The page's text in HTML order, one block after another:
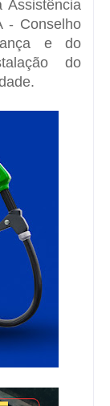
Assistência
- Conselho
e do
do